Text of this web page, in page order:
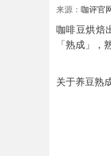
来源： 咖评官
咖啡豆烘焙
「熟成」
关于养豆熟